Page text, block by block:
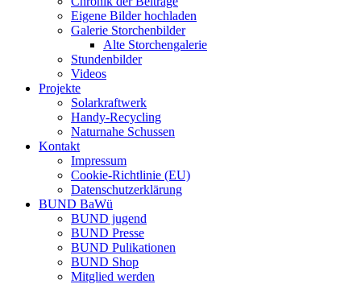
Eigene Bilder hochladen
Galerie Storchenbilder
Alte Storchengalerie
Stundenbilder
Videos
Projekte
Solarkraftwerk
Handy-Recycling
Naturnahe Schussen
Kontakt
Impressum
Cookie-Richtlinie (EU)
Datenschutzerklärung
BUND BaWü
BUND jugend
BUND Presse
BUND Pulikationen
BUND Shop
Mitglied werden